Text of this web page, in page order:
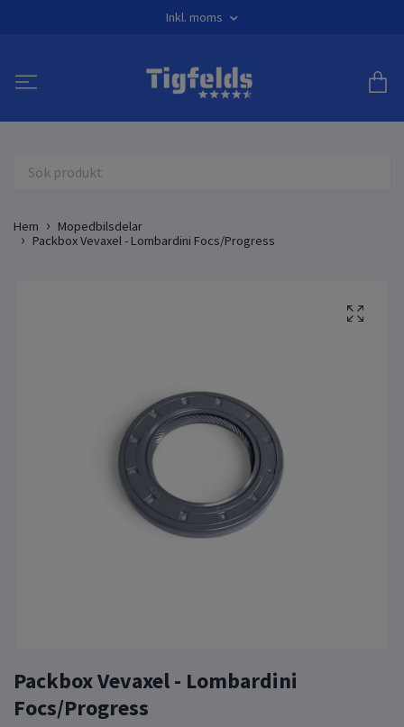
Inkl. moms
Hem
Mopedbilsdelar
Packbox Vevaxel - Lombardini Focs/Progress
Packbox Vevaxel - Lombardini
Focs/Progress